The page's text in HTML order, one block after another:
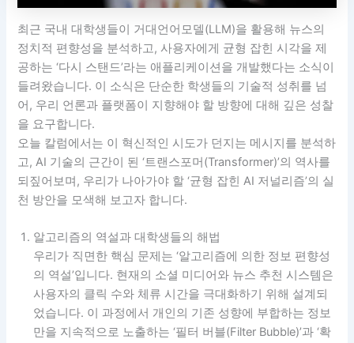
최근 국내 대학생들이 거대언어모델(LLM)을 활용해 뉴스의
정치적 편향성을 분석하고, 사용자에게 균형 잡힌 시각을 제
공하는 ‘다시 스탠드’라는 애플리케이션을 개발했다는 소식이
들려왔습니다. 이 소식은 단순한 학생들의 기술적 성취를 넘
어, 우리 언론과 플랫폼이 지향해야 할 방향에 대해 깊은 성찰
을 요구합니다.
오늘 칼럼에서는 이 혁신적인 시도가 던지는 메시지를 분석하
고, AI 기술의 근간이 된 ‘트랜스포머(Transformer)’의 역사를
되짚어보며, 우리가 나아가야 할 ‘균형 잡힌 AI 저널리즘’의 실
천 방안을 모색해 보고자 합니다.
알고리즘의 역설과 대학생들의 해법
우리가 직면한 핵심 문제는 ‘알고리즘에 의한 정보 편향성
의 역설’입니다. 현재의 소셜 미디어와 뉴스 추천 시스템은
사용자의 클릭 수와 체류 시간을 극대화하기 위해 설계되
었습니다. 이 과정에서 개인의 기존 성향에 부합하는 정보
만을 지속적으로 노출하는 ‘필터 버블(Filter Bubble)’과 ‘확